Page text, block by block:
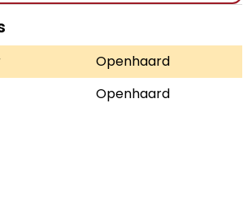
Openhaard
Openhaard